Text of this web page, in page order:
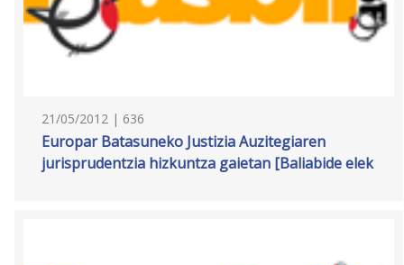
21/05/2012 | 636
Europar Batasuneko Justizia Auzitegiaren
jurisprudentzia hizkuntza gaietan [Baliabide elek